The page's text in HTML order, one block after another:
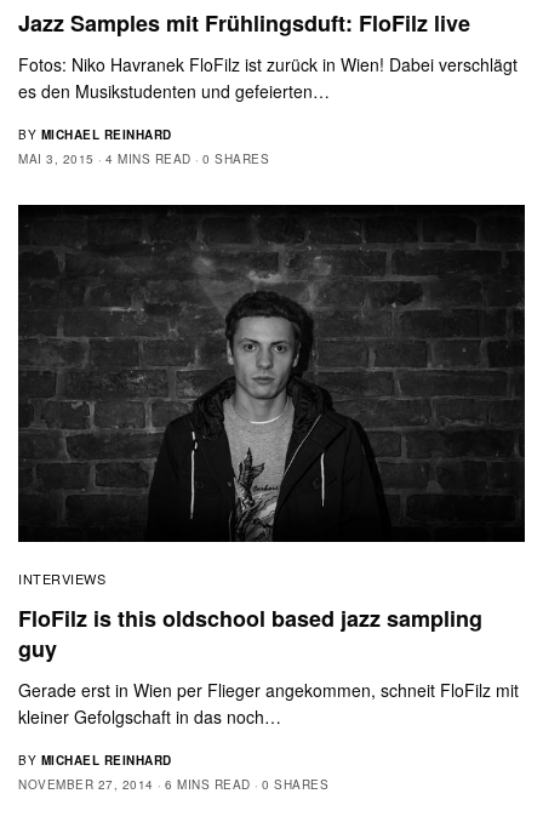
Jazz Samples mit Frühlingsduft: FloFilz live
Fotos: Niko Havranek FloFilz ist zurück in Wien! Dabei verschlägt
es den Musikstudenten und gefeierten…
BY MICHAEL REINHARD
MAI 3, 2015
4 MINS READ 0 SHARES
INTERVIEWS
FloFilz is this oldschool based jazz sampling
guy
Gerade erst in Wien per Flieger angekommen, schneit FloFilz mit
kleiner Gefolgschaft in das noch…
BY MICHAEL REINHARD
NOVEMBER 27, 2014
6 MINS READ 0 SHARES